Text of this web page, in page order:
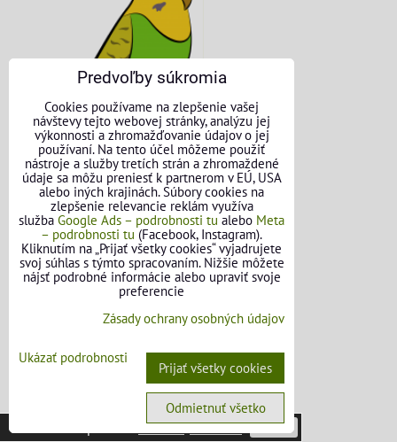
KONTAKTNÉ ÚDAJE
O nás
Požičovňa náradia
Názory našich zákazníkov
Predvoľby súkromia
Cookies používame na zlepšenie vašej
návštevy tejto webovej stránky, analýzu jej
výkonnosti a zhromažďovanie údajov o jej
používaní. Na tento účel môžeme použiť
nástroje a služby tretích strán a zhromaždené
údaje sa môžu preniesť k partnerom v EÚ, USA
alebo iných krajinách. Súbory cookies na
zlepšenie relevancie reklám využíva
služba Google Ads – podrobnosti tu alebo Meta
– podrobnosti tu (Facebook, Instagram).
Kliknutím na „Prijať všetky cookies“ vyjadrujete
svoj súhlas s týmto spracovaním. Nižšie môžete
nájsť podrobné informácie alebo upraviť svoje
preferencie
Zásady ochrany osobných údajov
Ukázať podrobnosti
Prijať všetky cookies
Odmietnuť všetko
Táto stránka používa cookies.Viac info Potvrdiť